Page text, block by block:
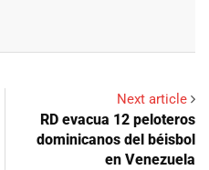
Next article
RD evacua 12 peloteros
dominicanos del béisbol
en Venezuela